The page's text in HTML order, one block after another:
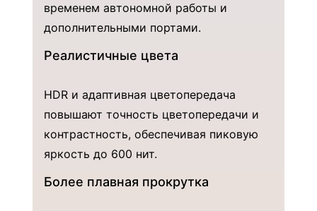
временем автономной работы и
дополнительными портами.
Реалистичные цвета
HDR и адаптивная цветопередача
повышают точность цветопередачи и
контрастность, обеспечивая пиковую
яркость до 600 нит.
Более плавная прокрутка